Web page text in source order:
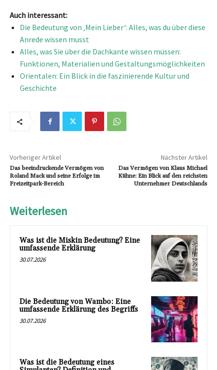
Auch interessant:
Die Bedeutung von ‚Mein Lieber‘: Alles, was du über diese
Anrede wissen musst
Alles, was Sie über die Dachkante wissen müssen:
Funktionen, Materialien und Gestaltungsmöglichkeiten
Orientalen: Ein Blick in die faszinierende Kultur und
Geschichte
Vorheriger Artikel
Das beeindruckende Vermögen von
Roland Mack und seine Erfolge im
Freizeitpark-Bereich
Nächster Artikel
Das Vermögen von Klaus Michael
Kühne: Ein Blick auf den reichsten
Unternehmer Deutschlands
Weiterlesen
Was ist die Miskin Bedeutung? Eine
umfassende Erklärung
30.07.2026
Die Bedeutung von Wambo: Eine
umfassende Erklärung des Begriffs
30.07.2026
Was ist die Bedeutung eines